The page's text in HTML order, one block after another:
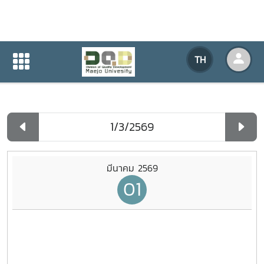
TH
ปฏิทินกิจกรรมของหน่วยงาน
ปฏิทินกิจกรรมของหน่วยงาน
มีนาคม 2569
01